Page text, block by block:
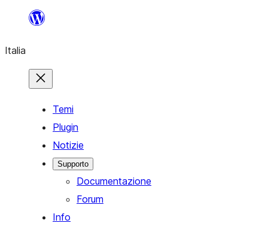
contenuto
Italia
Temi
Plugin
Notizie
Supporto
Documentazione
Forum
Info